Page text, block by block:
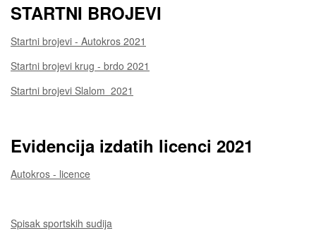
STARTNI BROJEVI
Startni brojevi - Autokros 2021
Startni brojevi krug - brdo 2021
Startni brojevi Slalom 2021
Evidencija izdatih licenci 2021
Autokros - licence
Spisak sportskih sudija